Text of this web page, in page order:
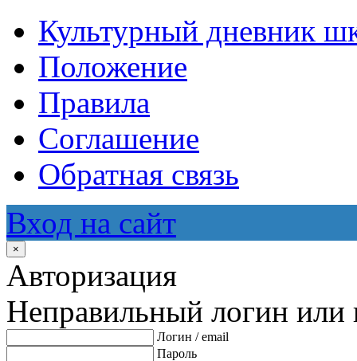
Культурный дневник
Положение
Правила
Соглашение
Обратная связь
Вход на сайт
×
Авторизация
Неправильный логин или
Логин / email
Пароль